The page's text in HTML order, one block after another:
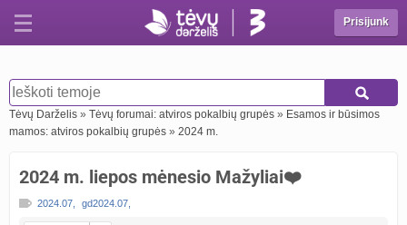
Prisijunk
Tėvų Darželis » Tėvų forumai: atviros pokalbių grupės » Esamos ir būsimos
mamos: atviros pokalbių grupės » 2024 m.
2024 m. liepos mėnesio Mažyliai❤️
2024.07 gd2024.07